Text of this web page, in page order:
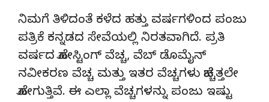
ನಿಮಗೆ ತಿಳಿದಂತೆ ಕಳೆದ ಹತ್ತು ವರ್ಷಗಳಿಂದ ಪಂಜು
ಪತ್ರಿಕೆ ಕನ್ನಡದ ಸೇವೆಯಲ್ಲಿ ನಿರತವಾಗಿದೆ. ಪ್ರತಿ
ವರ್ಷದ ಹೋಸ್ಟಿಂಗ್‌ ವೆಚ್ಚ, ವೆಬ್‌ ಡೊಮೈನ್‌
ನವೀಕರಣ ವೆಚ್ಚ ಮತ್ತು ಇತರ ವೆಚ್ಚಗಳು ಹೆಚ್ಚತ್ತಲೇ
ಹೋಗುತ್ತಿವೆ. ಈ ಎಲ್ಲಾ ವೆಚ್ಚಗಳನ್ನು ಪಂಜು ಇಷ್ಟು